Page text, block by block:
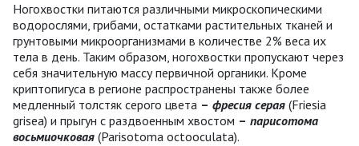
Ногохвостки питаются различными микроскопическими
водорослями, грибами, остатками растительных тканей и
грунтовыми микроорганизмами в количестве 2% веса их
тела в день. Таким образом, ногохвостки пропускают через
себя значительную массу первичной органики. Кроме
криптопигуса в регионе распространены также более
медленный толстяк серого цвета – фресия серая (Friesia
grisea) и прыгун с раздвоенным хвостом – парисотома
восьмиочковая (Parisotoma octooculata).